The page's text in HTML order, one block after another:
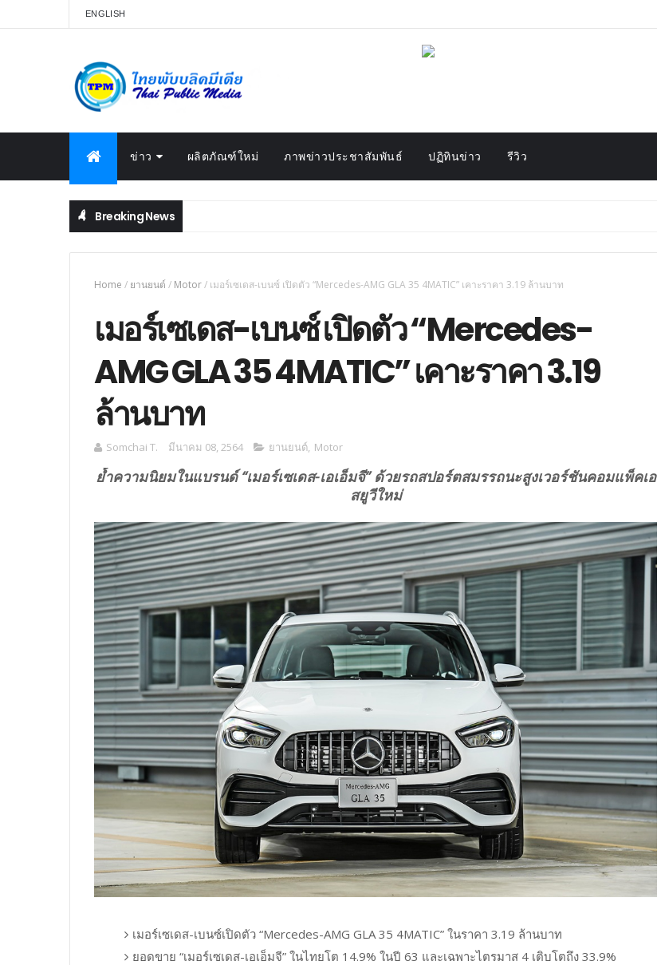
ENGLISH
ข่าว ผลิตภัณฑ์ใหม่ ภาพข่าวประชาสัมพันธ์ ปฏิทินข่าว รีวิว
Breaking News
Home / ‎ยานยนต์‎ / Motor/ เมอร์เซเดส-เบนซ์ เปิดตัว “Mercedes-AMG GLA 35 4MATIC” เคาะราคา 3.19 ล้านบาท
เมอร์เซเดส-เบนซ์ เปิดตัว “Mercedes-
AMG GLA 35 4MATIC” เคาะราคา 3.19
ล้านบาท
Somchai T. มีนาคม 08, 2564 ‎ยานยนต์‎, Motor
ย้ำความนิยมในแบรนด์ “เมอร์เซเดส-เอเอ็มจี” ด้วยรถสปอร์ตสมรรถนะสูงเวอร์ชันคอมแพ็คเอ
สยูวีใหม่
เมอร์เซเดส-เบนซ์เปิดตัว “Mercedes-AMG GLA 35 4MATIC” ในราคา 3.19 ล้านบาท
ยอดขาย “เมอร์เซเดส-เอเอ็มจี” ในไทยโต 14.9% ในปี 63 และเฉพาะไตรมาส 4 เติบโตถึง 33.9%